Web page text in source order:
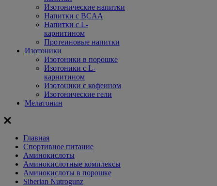
Изотонические напитки
Напитки с BCAA
Напитки с L-
карнитином
Протеиновые напитки
Изотоники
Изотоники в порошке
Изотоники с L-
карнитином
Изотоники с кофеином
Изотонические гели
Мелатонин
Главная
Спортивное питание
Аминокислоты
Аминокислотные комплексы
Аминокислоты в порошке
Siberian Nutrogunz